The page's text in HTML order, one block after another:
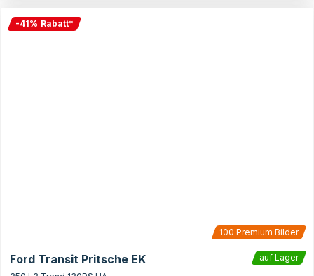
-41% Rabatt*
100 Premium Bilder
Ford Transit Pritsche EK
auf Lager